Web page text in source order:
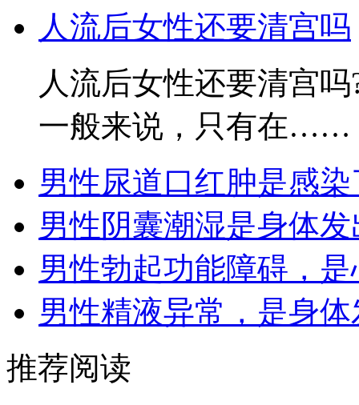
人流后女性还要清宫吗
人流后女性还要清宫
一般来说，只有在……
男性尿道口红肿是感
男性阴囊潮湿是身体
男性勃起功能障碍，
男性精液异常，是身
推荐阅读